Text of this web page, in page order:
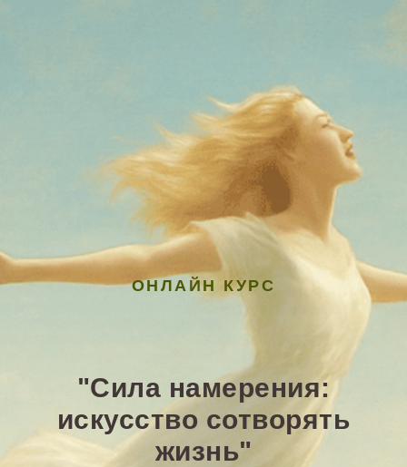
ОНЛАЙН КУРС
"Сила намерения:
искусство сотворять
жизнь"